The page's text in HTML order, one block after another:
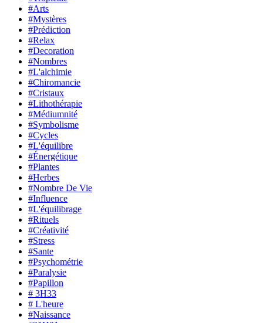
#Arts
#Mystères
#Prédiction
#Relax
#Decoration
#Nombres
#L'alchimie
#Chiromancie
#Cristaux
#Lithothérapie
#Médiumnité
#Symbolisme
#Cycles
#L'équilibre
#Énergétique
#Plantes
#Herbes
#Nombre De Vie
#Influence
#L'équilibrage
#Rituels
#Créativité
#Stress
#Sante
#Psychométrie
#Paralysie
#Papillon
# 3H33
# L'heure
#Naissance